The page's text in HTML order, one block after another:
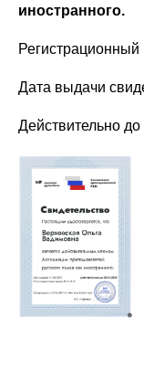
иностранного.
Дата выдачи
Действительно